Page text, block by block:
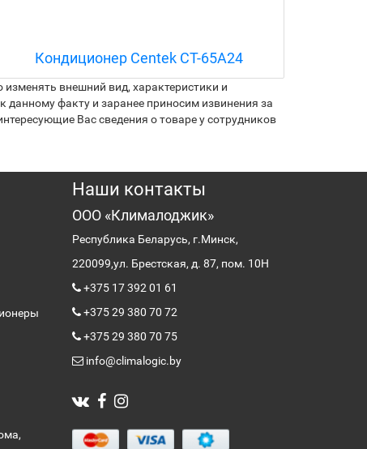
Кондиционер Centek CT-65A24
внешний вид, характеристики и
данному факту и заранее приносим извинения за
Вас сведения о товаре у сотрудников
Наши контакты
ООО «Клималоджик»
Республика Беларусь, г.Минск,
220099,ул. Брестская, д. 87, пом. 10Н
+375 17 392 01 61
+375 29 380 70 72
+375 29 380 70 75
info@climalogic.by